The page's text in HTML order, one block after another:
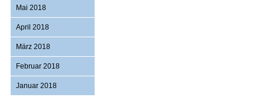
Mai 2018
April 2018
März 2018
Februar 2018
Januar 2018